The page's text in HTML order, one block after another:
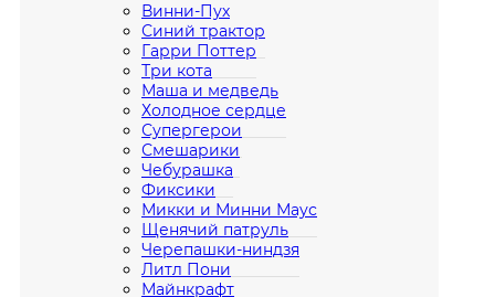
Винни-Пух
Синий трактор
Гарри Поттер
Три кота
Маша и медведь
Холодное сердце
Супергерои
Смешарики
Чебурашка
Фиксики
Микки и Минни Маус
Щенячий патруль
Черепашки-ниндзя
Литл Пони
Майнкрафт